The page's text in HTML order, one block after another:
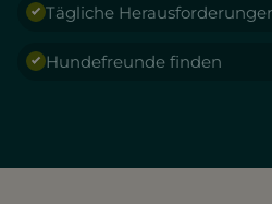
Tägliche
Hundefreunde finden